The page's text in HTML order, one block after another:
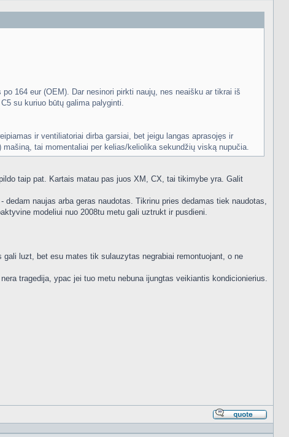
164 eur (OEM). Dar nesinori pirkti naujų, nes neaišku ar tikrai iš
su kuriuo būtų galima palyginti.
ir ventiliatoriai dirba garsiai, bet jeigu langas aprasojęs ir
tai momentaliai per kelias/keliolika sekundžių viską nupučia.
taip pat. Kartais matau pas juos XM, CX, tai tikimybe yra. Galit
naujas arba geras naudotas. Tikrinu pries dedamas tiek naudotas,
modeliui nuo 2008tu metu gali uztrukt ir pusdieni.
luzt, bet esu mates tik sulauzytas negrabiai remontuojant, o ne
tragedija, ypac jei tuo metu nebuna ijungtas veikiantis kondicionierius.
Atsakyti